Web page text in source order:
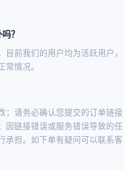
？
前我们的用户均为活跃用户，
常情况。
；请务必确认您提交的订单链接
因链接错误或服务错误导致的任
承担。如下单有疑问可以联系客